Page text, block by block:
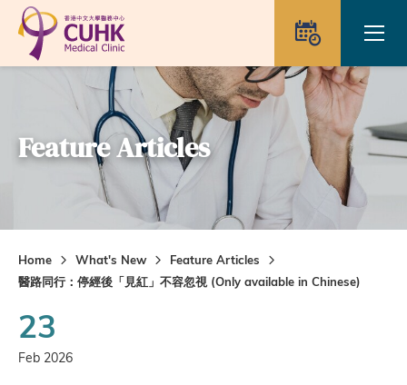
Skip to main content
Feature Articles
Home What's New
Feature Articles
醫路同行：停經後「見紅」不容忽視 (Only available in Chinese)
23
Feb 2026